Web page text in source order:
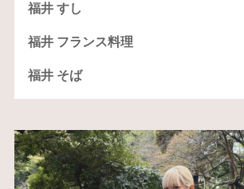
福井 すし
福井 フランス料理
福井 そば